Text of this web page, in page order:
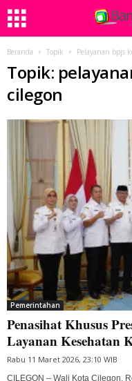
Beranda Topik Pelayanan bpjs
Topik:
cilegon
Pemerintahan
Penasihat Khusus
Layanan Kesehatan
Rabu 11 Maret 2026, 23:10 WIB
CILEGON – Wali Kota Cilegon,